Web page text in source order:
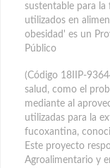
sustentable para
utilizados en
obesidad' es un
Público
(Código 18IIP-
salud, como el
mediante al
utilizadas para la
fucoxantina,
Este proyecto
Agroalimentario y